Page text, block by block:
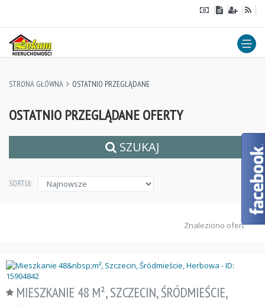
STRONA GŁÓWNA OSTATNIO PRZEGLĄDANE
OSTATNIO PRZEGLĄDANE OFERTY
SZUKAJ
SORTUJ:
Znaleziono ofert
MIESZKANIE 48 M², SZCZECIN, ŚRÓDMIEŚCIE,